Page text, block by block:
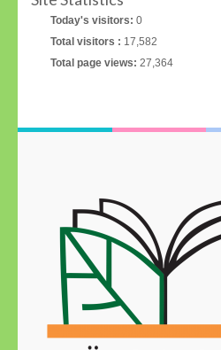
Today's visitors: 0
Total visitors : 17,582
Total page views: 27,364